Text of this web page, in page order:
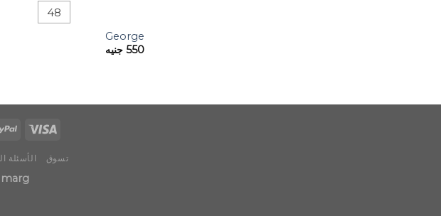
48
George
550 جنيه
تسوق الأسئلة